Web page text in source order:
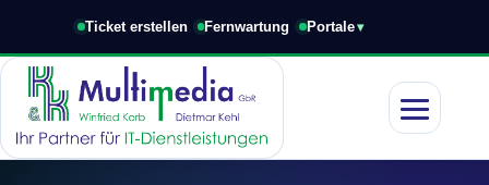
Ticket erstellen Fernwartung Portale
Navigation